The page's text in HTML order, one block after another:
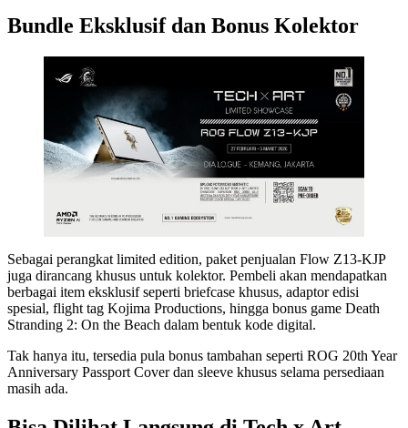
Bundle Eksklusif dan Bonus Kolektor
Sebagai perangkat limited edition, paket penjualan Flow Z13-KJP
juga dirancang khusus untuk kolektor. Pembeli akan mendapatkan
berbagai item eksklusif seperti briefcase khusus, adaptor edisi
spesial, flight tag Kojima Productions, hingga bonus game Death
Stranding 2: On the Beach dalam bentuk kode digital.
Tak hanya itu, tersedia pula bonus tambahan seperti ROG 20th Year
Anniversary Passport Cover dan sleeve khusus selama persediaan
masih ada.